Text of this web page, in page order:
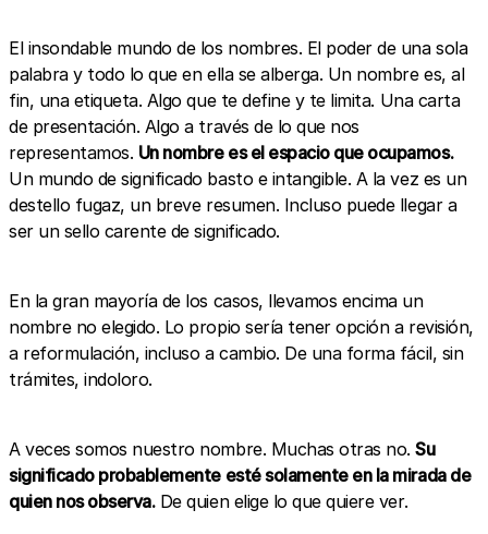
El insondable mundo de los nombres. El poder de una sola
palabra y todo lo que en ella se alberga. Un nombre es, al
fin, una etiqueta. Algo que te define y te limita. Una carta
de presentación. Algo a través de lo que nos
representamos. Un nombre es el espacio que ocupamos.
Un mundo de significado basto e intangible. A la vez es un
destello fugaz, un breve resumen. Incluso puede llegar a
ser un sello carente de significado.
En la gran mayoría de los casos, llevamos encima un
nombre no elegido. Lo propio sería tener opción a revisión,
a reformulación, incluso a cambio. De una forma fácil, sin
trámites, indoloro.
A veces somos nuestro nombre. Muchas otras no.Su
significado probablemente esté solamente en la mirada de
quien nos observa.De quien elige lo que quiere ver.